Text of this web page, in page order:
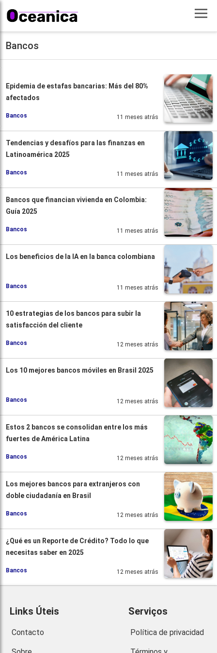
Bancos
Epidemia de estafas bancarias: Más del 80%
afectados
Bancos 11 meses atrás
Tendencias y desafíos para las finanzas en
Latinoamérica 2025
Bancos 11 meses atrás
Bancos que financian vivienda en Colombia:
Guía 2025
Bancos 11 meses atrás
Los beneficios de la IA en la banca colombiana
Bancos 11 meses atrás
10 estrategias de los bancos para subir la
satisfacción del cliente
Bancos 12 meses atrás
Los 10 mejores bancos móviles en Brasil 2025
Bancos 12 meses atrás
Estos 2 bancos se consolidan entre los más
fuertes de América Latina
Bancos 12 meses atrás
Los mejores bancos para extranjeros con
doble ciudadanía en Brasil
Bancos 12 meses atrás
¿Qué es un Reporte de Crédito? Todo lo que
necesitas saber en 2025
Bancos 12 meses atrás
Links Úteis
Contacto
Serviços
Política de privacidad